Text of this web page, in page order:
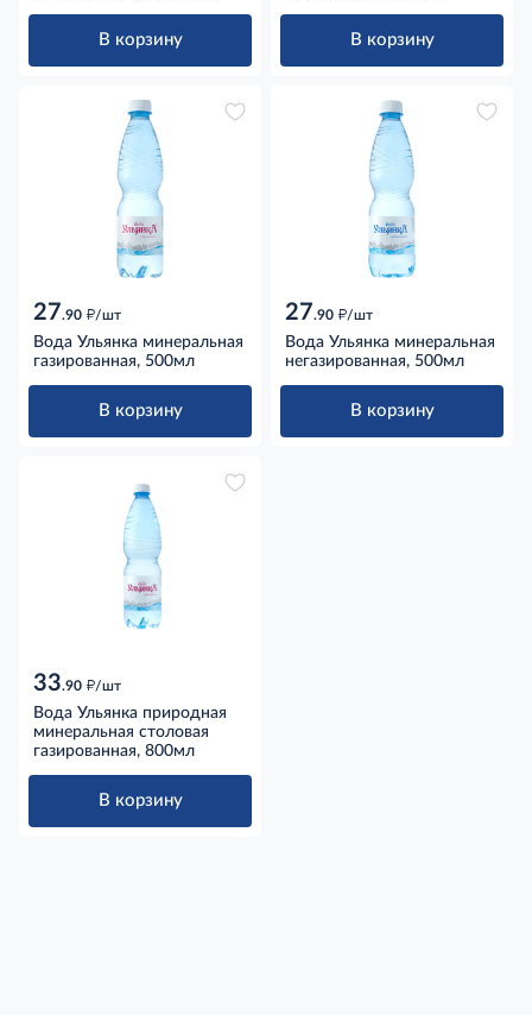
В корзину В корзину
27.90 д/шт
Вода Ульянка минеральная
газированная, 500мл
В корзину
27.90 д/шт
Вода Ульянка минеральная
негазированная, 500мл
В корзину
33.90 д/шт
Вода Ульянка природная
минеральная столовая
газированная, 800мл
В корзину